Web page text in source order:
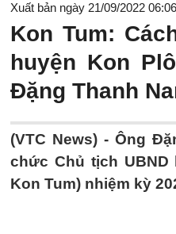
Xuất bản ngày 21/09/2022
Kon Tum:
huyện Kon
Đặng Thanh
(VTC News) - Ông
chức Chủ tịch UBND
Kon Tum) nhiệm kỳ